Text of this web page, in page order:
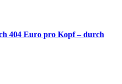
404 Euro pro Kopf – durch